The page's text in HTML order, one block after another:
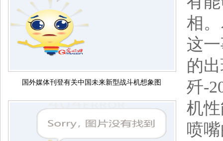
国外媒体刊登有关中国未来新型战斗机想象图
相
这
的
歼-
机
喷